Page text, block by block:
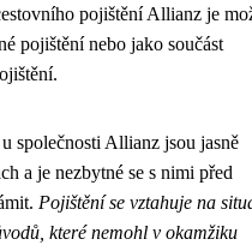
pojištění Allianz je
pojištění nebo jako součást
společnosti Allianz jsou jasně
a je nezbytné se s nimi před
Pojištění se vztahuje na
které nemohl v okamžiku